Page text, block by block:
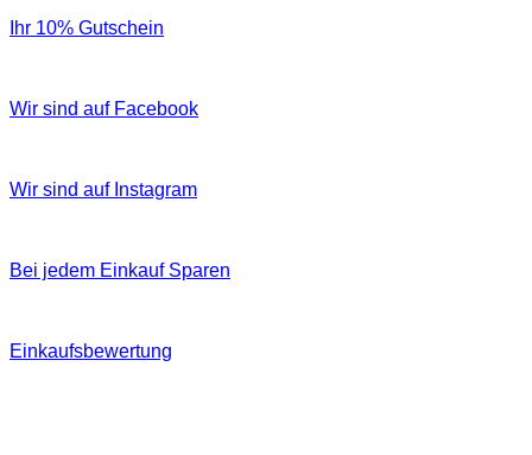
Ihr 10% Gutschein
Wir sind auf Facebook
Wir sind auf Instagram
Bei jedem Einkauf Sparen
Einkaufsbewertung